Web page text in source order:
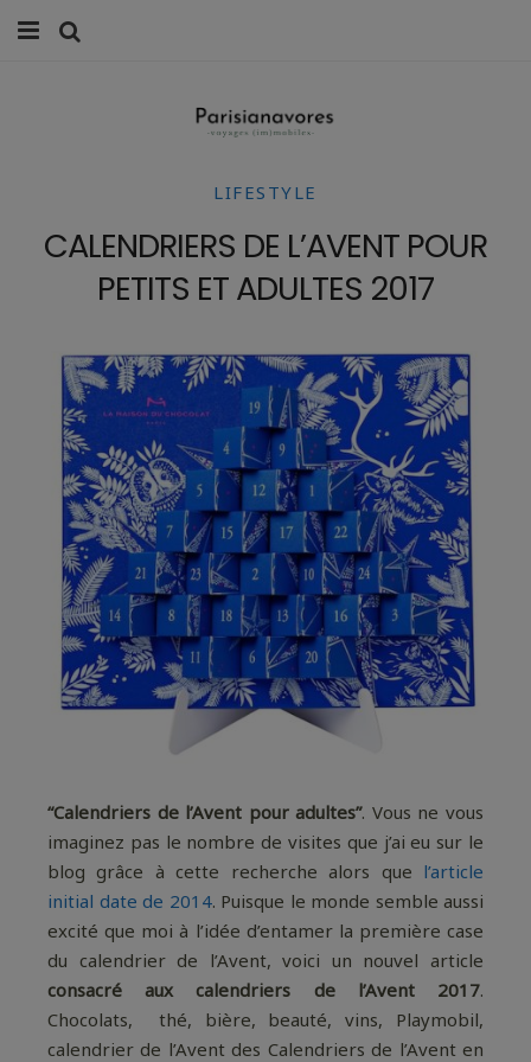
FAMILLE
VOYAGES
WEEK-ENDS
LIFESTYLE
CULTURE
0 ITEMS -0,00€
LIFESTYLE
CALENDRIERS DE L’AVENT POUR
PETITS ET ADULTES 2017
“Calendriers de l’Avent pour adultes”. Vous ne vous
imaginez pas le nombre de visites que j’ai eu sur le
blog grâce à cette recherche alors que l’article
initial date de 2014. Puisque le monde semble aussi
excité que moi à l’idée d’entamer la première case
du calendrier de l’Avent, voici un nouvel article
consacré aux calendriers de l’Avent 2017.
Chocolats, thé, bière, beauté, vins, Playmobil,
calendrier de l’Avent des Calendriers de l’Avent en